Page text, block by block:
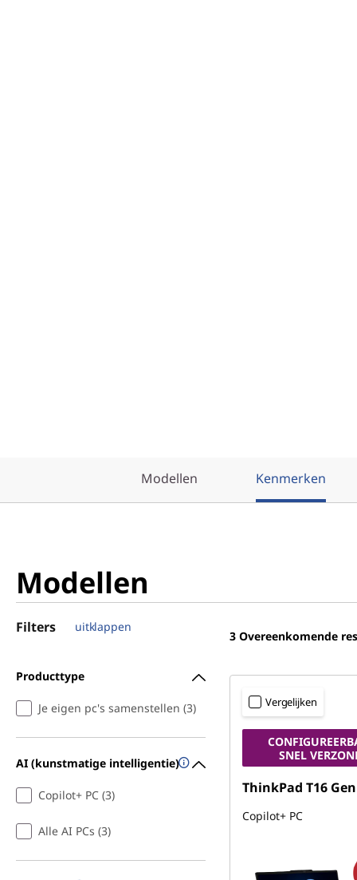
Modellen Kenmerken
Modellen
Filters uitklappen
Producttype
Je eigen pc's samenstellen (3)
AI (kunstmatige intelligentie)
Copilot+ PC (3)
Alle AI PCs (3)
3 Overeenkomende
Vergelijken
SNEL
ThinkPad T16
Copilot+ PC